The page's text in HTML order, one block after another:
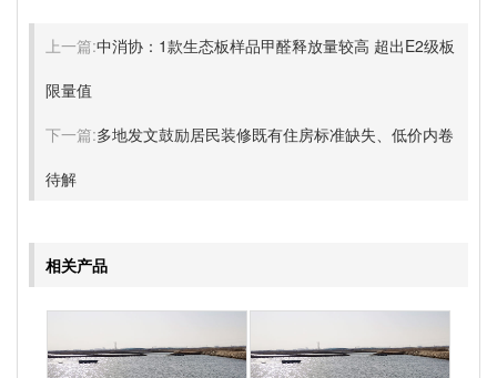
上一篇:中消协：1款生态板样品甲醛释放量较高 超出E2级板
限量值
下一篇:多地发文鼓励居民装修既有住房标准缺失、低价内卷
待解
相关产品